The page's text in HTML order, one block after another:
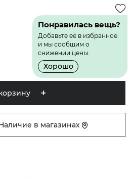
Понравилась вещь?
Добавьте её в избранное
и мы сообщим о
снижении цены.
Хорошо
в магазинах